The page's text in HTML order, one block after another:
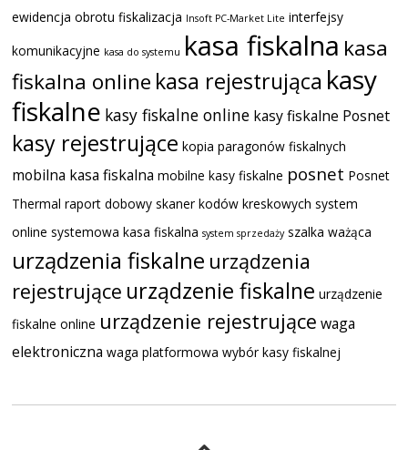
ewidencja obrotu fiskalizacja Insoft PC-Market Lite interfejsy
komunikacyjne kasa do systemu kasa fiskalna kasa
fiskalna online kasa rejestrująca kasy
fiskalne kasy fiskalne online kasy fiskalne Posnet
kasy rejestrujące kopia paragonów fiskalnych
mobilna kasa fiskalna mobilne kasy fiskalne posnet Posnet
Thermal raport dobowy skaner kodów kreskowych system
online systemowa kasa fiskalna system sprzedaży szalka ważąca
urządzenia fiskalne urządzenia
rejestrujące urządzenie fiskalne urządzenie
fiskalne online urządzenie rejestrujące waga
elektroniczna waga platformowa wybór kasy fiskalnej